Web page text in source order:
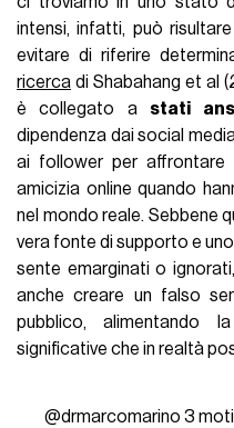
intensi, infatti, può
evitare di riferire
ricerca di Shabahang et al
è collegato a stati
dipendenza dai social
ai follower per affrontare
amicizia online quando
nel mondo reale. Sebbene
vera fonte di supporto e
sente emarginati o
anche creare un falso
pubblico, alimentando
significative che in realtà
@drmarcomarino 3